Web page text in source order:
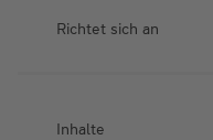
Richtet sich an
Inhalte